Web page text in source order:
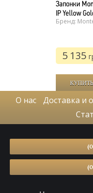
Запонки
IP Yellow
Бренд:
5 135
О нас Доставка и